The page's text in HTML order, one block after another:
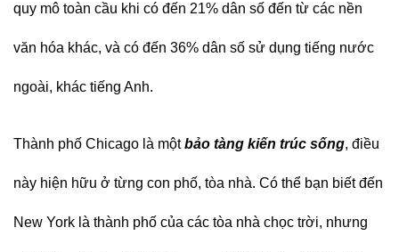
quy mô toàn cầu khi có đến 21% dân số đến từ các nền
văn hóa khác, và có đến 36% dân số sử dụng tiếng nước
ngoài, khác tiếng Anh.
Thành phố Chicago là mộtbảo tàng kiến trúc sống, điều
này hiện hữu ở từng con phố, tòa nhà. Có thể bạn biết đến
New York là thành phố của các tòa nhà chọc trời, nhưng